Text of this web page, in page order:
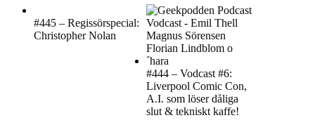
#445 – Regissörspecial:
Christopher Nolan
#444 – Vodcast #6:
Liverpool Comic Con,
A.I. som löser dåliga
slut & tekniskt kaffe!